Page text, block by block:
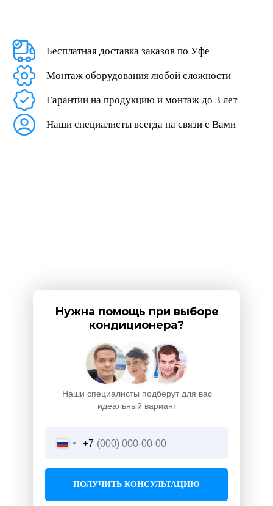
Бесплатная доставка заказов по Уфе
Монтаж оборудования любой сложности
Гарантии на продукцию и монтаж до 3 лет
Наши специалисты всегда на связи с Вами
Наши специалисты подберут для вас
идеальный вариант
Нужна помощь при выборе
кондиционера?
+7
ПОЛУЧИТЬ КОНСУЛЬТАЦИЮ